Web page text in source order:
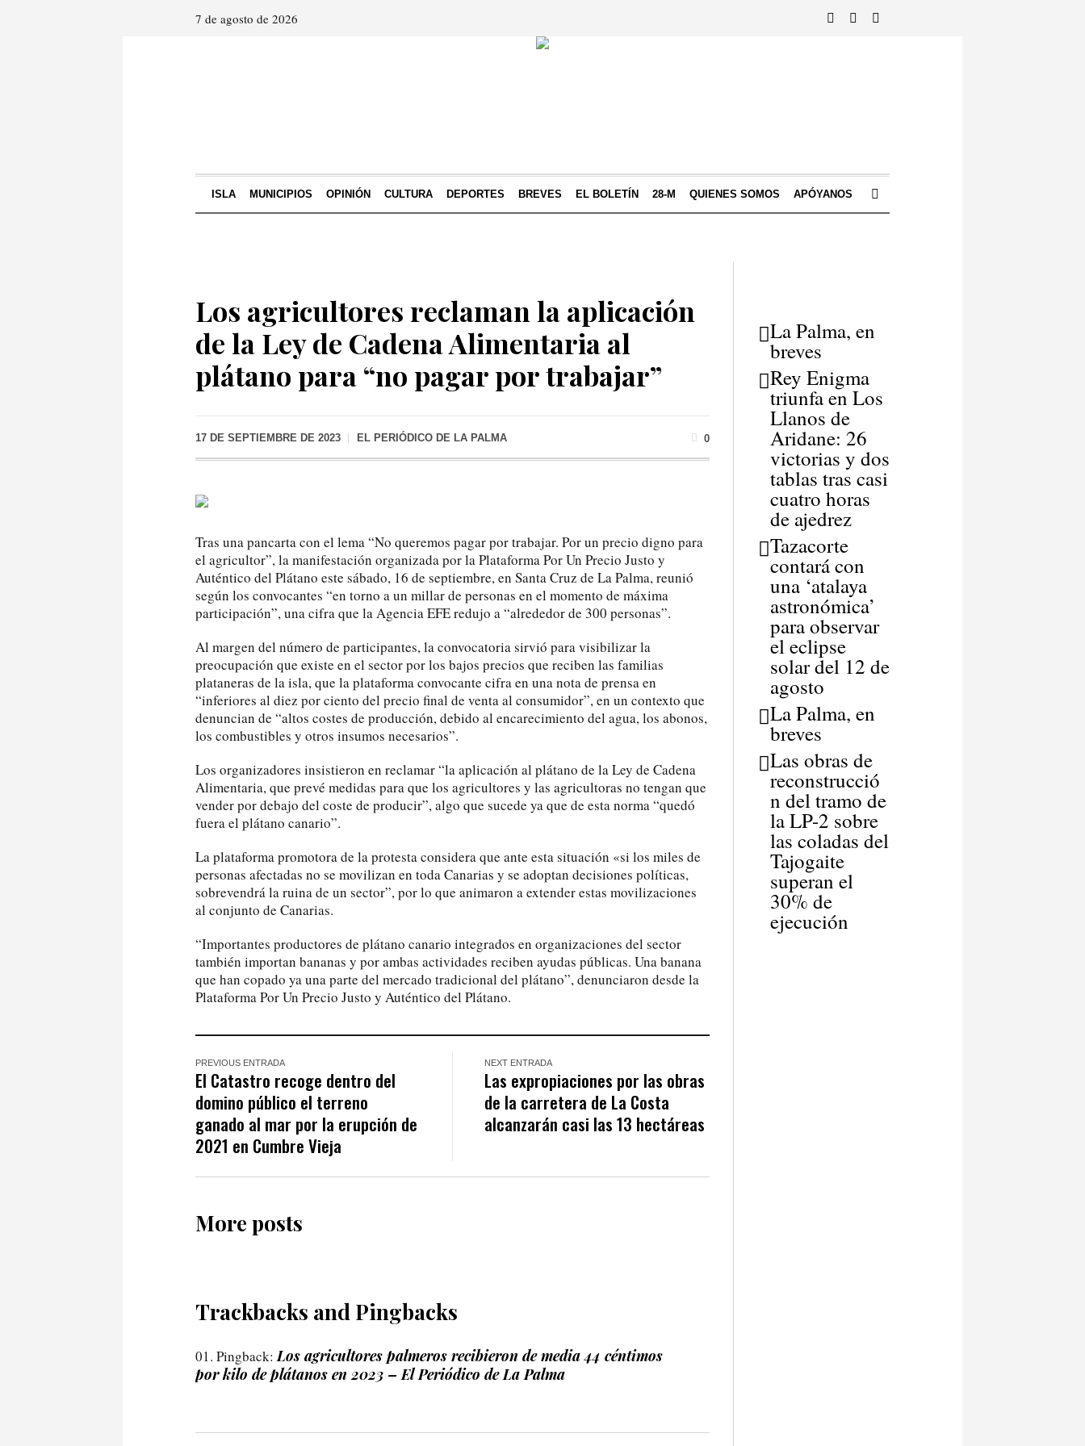
7 de agosto de 2026
ISLA MUNICIPIOS OPINIÓN CULTURA DEPORTES BREVES EL BOLETÍN 28-M QUIENES SOMOS APÓYANOS
Los agricultores reclaman la aplicación
de la Ley de Cadena Alimentaria al
plátano para “no pagar por trabajar”
17 DE SEPTIEMBRE DE 2023 EL PERIÓDICO DE LA PALMA 0
Tras una pancarta con el lema “No queremos pagar por trabajar. Por un precio digno para
el agricultor”, la manifestación organizada por la Plataforma Por Un Precio Justo y
Auténtico del Plátano este sábado, 16 de septiembre, en Santa Cruz de La Palma, reunió
según los convocantes “en torno a un millar de personas en el momento de máxima
participación”, una cifra que la Agencia EFE redujo a “alrededor de 300 personas”.
Al margen del número de participantes, la convocatoria sirvió para visibilizar la
preocupación que existe en el sector por los bajos precios que reciben las familias
plataneras de la isla, que la plataforma convocante cifra en una nota de prensa en
“inferiores al diez por ciento del precio final de venta al consumidor”, en un contexto que
denuncian de “altos costes de producción, debido al encarecimiento del agua, los abonos,
los combustibles y otros insumos necesarios”.
Los organizadores insistieron en reclamar “la aplicación al plátano de la Ley de Cadena
Alimentaria, que prevé medidas para que los agricultores y las agricultoras no tengan que
vender por debajo del coste de producir”, algo que sucede ya que de esta norma “quedó
fuera el plátano canario”.
La plataforma promotora de la protesta considera que ante esta situación «si los miles de
personas afectadas no se movilizan en toda Canarias y se adoptan decisiones políticas,
sobrevendrá la ruina de un sector”, por lo que animaron a extender estas movilizaciones
al conjunto de Canarias.
“Importantes productores de plátano canario integrados en organizaciones del sector
también importan bananas y por ambas actividades reciben ayudas públicas. Una banana
que han copado ya una parte del mercado tradicional del plátano”, denunciaron desde la
Plataforma Por Un Precio Justo y Auténtico del Plátano.
PREVIOUS ENTRADA
El Catastro recoge dentro del
domino público el terreno
ganado al mar por la erupción de
2021 en Cumbre Vieja
NEXT ENTRADA
Las expropiaciones por las obras
de la carretera de La Costa
alcanzarán casi las 13 hectáreas
More posts
Trackbacks and Pingbacks
Pingback:Los agricultores palmeros recibieron de media 44 céntimos
por kilo de plátanos en 2023 – El Periódico de La Palma
La Palma, en
breves
Rey Enigma
triunfa en Los
Llanos de
Aridane: 26
victorias y dos
tablas tras casi
cuatro horas
de ajedrez
Tazacorte
contará con
una ‘atalaya
astronómica’
para observar
el eclipse
solar del 12 de
agosto
La Palma, en
breves
Las obras de
reconstrucció
n del tramo de
la LP-2 sobre
las coladas del
Tajogaite
superan el
30% de
ejecución